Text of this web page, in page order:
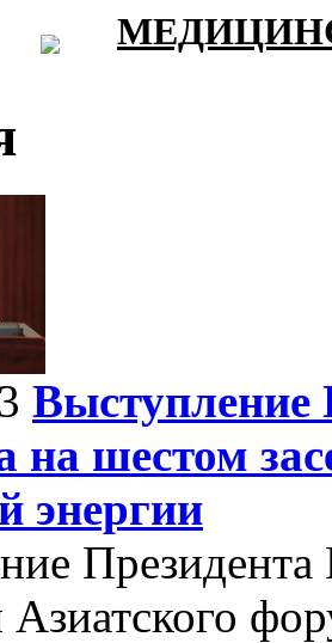
Выступление
на шестом
энергии
Азиатского